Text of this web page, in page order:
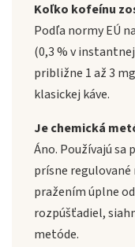
Koľko kofeínu
Podľa normy EÚ
(0,3 % v
približne 1 až 3
klasickej káve.
Je chemická
Áno. Používajú
prísne regulované
pražením úplne
rozpúšťadiel,
metóde.